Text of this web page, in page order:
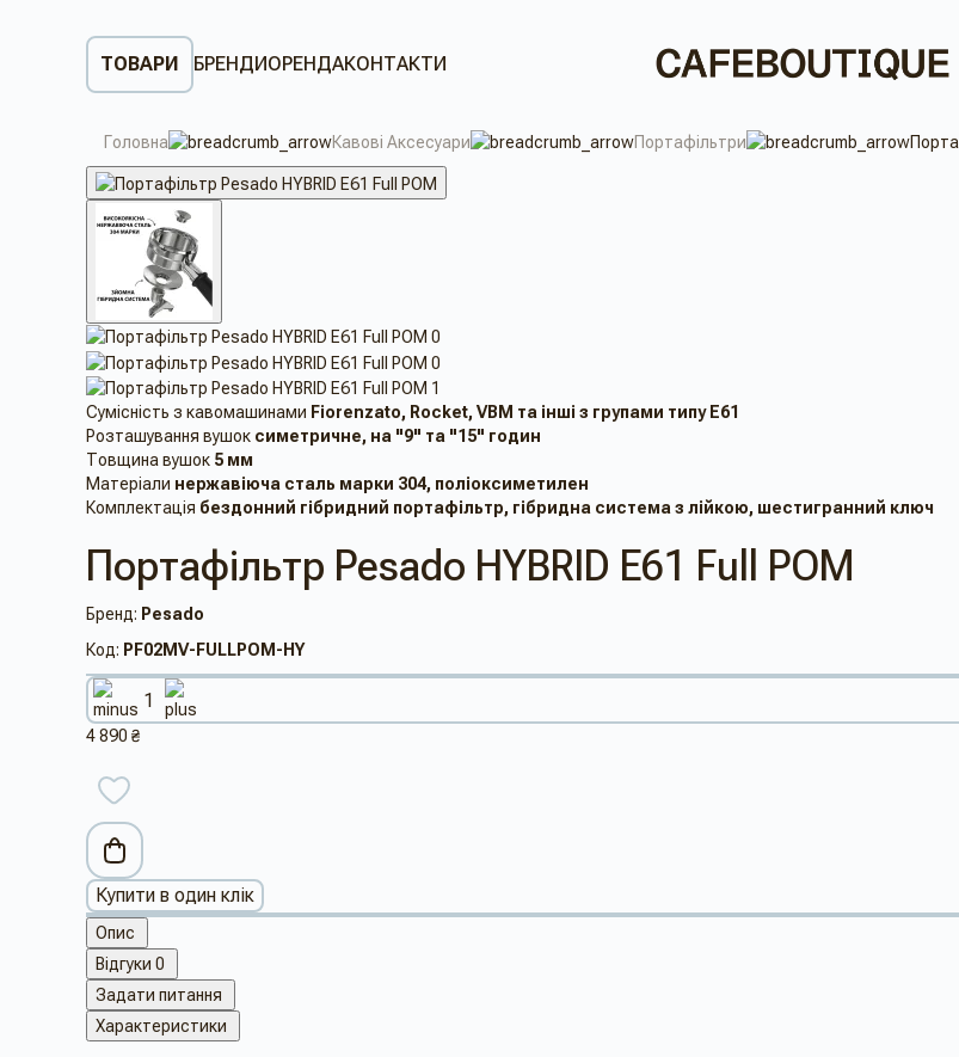
ТОВАРИ БРЕНДИОРЕНДАКОНТАКТИ
Головна Кавові Аксесуари Портафільтри
Сумісність з кавомашинами Fiorenzato, Rocket, VBM та інші з групами типу Е61
Розташування вушок симетричне, на "9" та "15" годин
Товщина вушок 5 мм
Матеріали нержавіюча сталь марки 304, поліоксиметилен
Комплектація бездонний гібридний портафільтр, гібридна система з лійкою, шестигранний ключ
Портафільтр Pesado HYBRID E61 Full POM
Бренд: Pesado
Код: PF02MV-FULLPOM-HY
4 890 ₴
Купити в один клік
Опис
Відгуки 0
Задати питання
Характеристики